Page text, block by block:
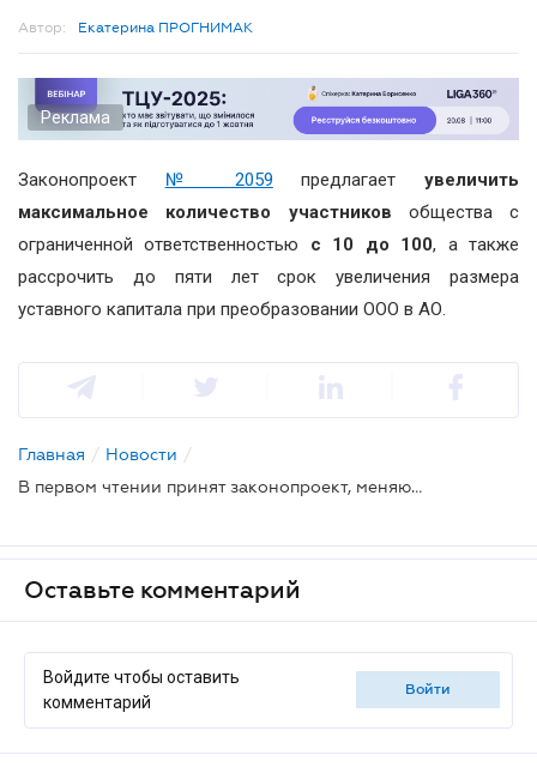
Автор: Екатерина ПРОГНИМАК
Реклама
Законопроект № 2059 предлагаетувеличить
максимальное количество участников общества с
ограниченной ответственностью с 10 до 100, а также
рассрочить до пяти лет срок увеличения размера
уставного капитала при преобразовании ООО в АО.
Главная / Новости /
В первом чтении принят законопроект, меняющий правила учреждения ООО
Оставьте комментарий
Войдите чтобы оставить
комментарий
войти